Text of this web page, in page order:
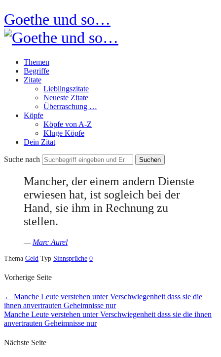
Goethe und so…
Themen
Begriffe
Zitate
Lieblingszitate
Neueste Zitate
Überraschung …
Köpfe
Köpfe von A-Z
Kluge Köpfe
Dein Zitat
Suche nach
Mancher, der einem andern Dienste
erwiesen hat, ist sogleich bei der
Hand, sie ihm in Rechnung zu
stellen.
— Marc Aurel
Thema Geld Typ Sinnsprüche 0
Vorherige Seite
← Manche Leute verstehen unter Verschwiegenheit dass sie die
ihnen anvertrauten Geheimnisse nur
Manche Leute verstehen unter Verschwiegenheit dass sie die ihnen
anvertrauten Geheimnisse nur
Nächste Seite